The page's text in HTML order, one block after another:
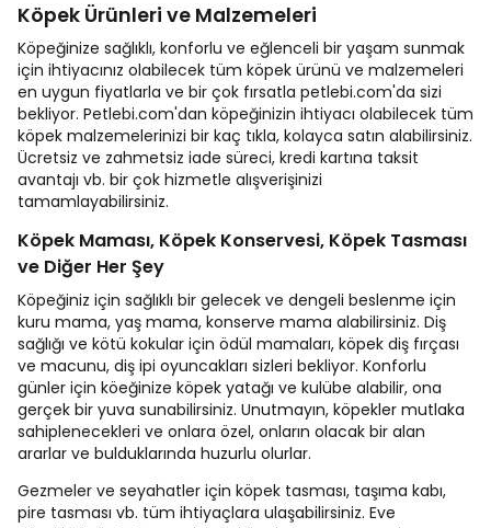
Köpek Ürünleri ve Malzemeleri
Köpeğinize sağlıklı, konforlu ve eğlenceli bir yaşam sunmak
için ihtiyacınız olabilecek tüm köpek ürünü ve malzemeleri
en uygun fiyatlarla ve bir çok fırsatla petlebi.com'da sizi
bekliyor. Petlebi.com'dan köpeğinizin ihtiyacı olabilecek tüm
köpek malzemelerinizi bir kaç tıkla, kolayca satın alabilirsiniz.
Ücretsiz ve zahmetsiz iade süreci, kredi kartına taksit
avantajı vb. bir çok hizmetle alışverişinizi
tamamlayabilirsiniz.
Köpek Maması, Köpek Konservesi, Köpek Tasması
ve Diğer Her Şey
Köpeğiniz için sağlıklı bir gelecek ve dengeli beslenme için
kuru mama, yaş mama, konserve mama alabilirsiniz. Diş
sağlığı ve kötü kokular için ödül mamaları, köpek diş fırçası
ve macunu, diş ipi oyuncakları sizleri bekliyor. Konforlu
günler için köeğinize köpek yatağı ve kulübe alabilir, ona
gerçek bir yuva sunabilirsiniz. Unutmayın, köpekler mutlaka
sahiplenecekleri ve onlara özel, onların olacak bir alan
ararlar ve bulduklarında huzurlu olurlar.
Gezmeler ve seyahatler için köpek tasması, taşıma kabı,
pire tasması vb. tüm ihtiyaçlara ulaşabilirsiniz. Eve